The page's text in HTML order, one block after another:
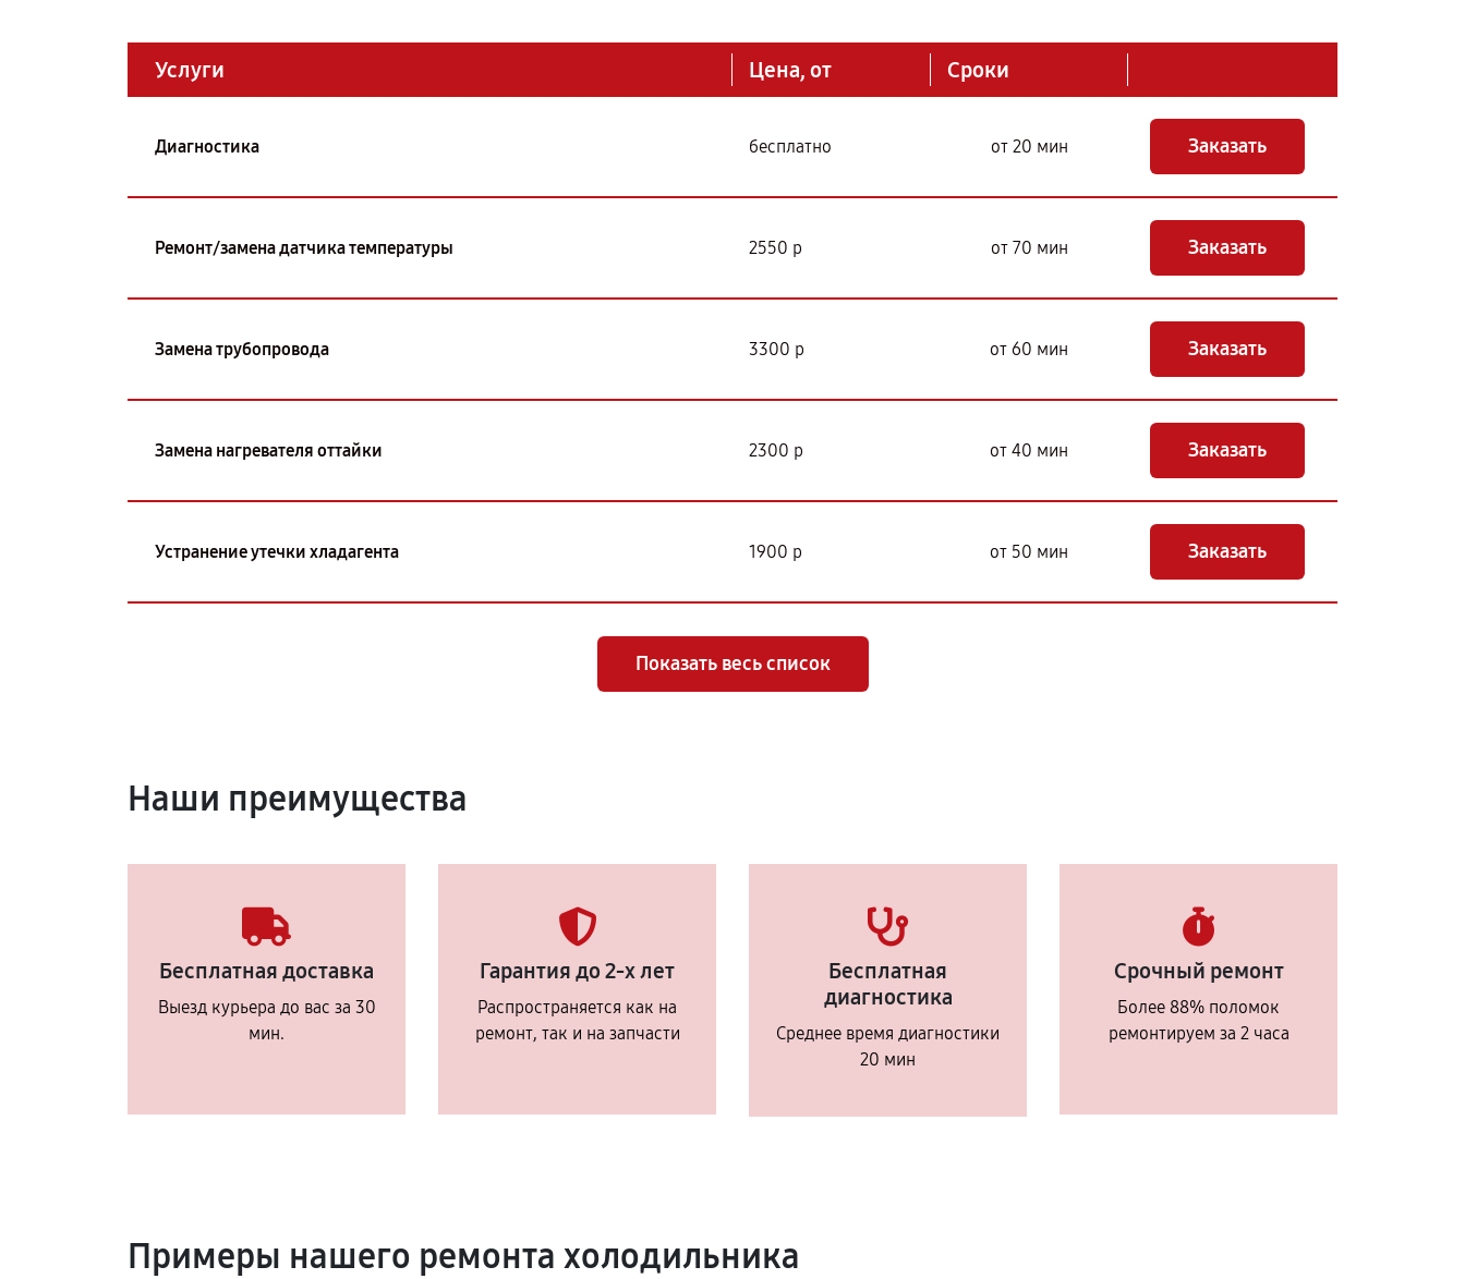
Услуги Цена, от Сроки
Диагностика бесплатно от 20 мин Заказать
Ремонт/замена датчика температуры 2550 р от 70 мин Заказать
Замена трубопровода 3300 р от 60 мин Заказать
Замена нагревателя оттайки 2300 р от 40 мин Заказать
Устранение утечки хладагента 1900 р от 50 мин Заказать
Показать весь список
Наши преимущества
Бесплатная доставка
Выезд курьера до вас за 30
мин.
Гарантия до 2-х лет
Распространяется как на
ремонт, так и на запчасти
Бесплатная
диагностика
Среднее время диагностики
20 мин
Срочный ремонт
Более 88% поломок
ремонтируем за 2 часа
Примеры нашего ремонта холодильника